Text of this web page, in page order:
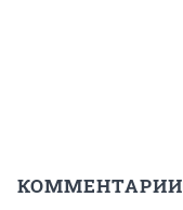
КОММЕНТАРИИ